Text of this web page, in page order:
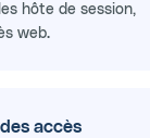
hôte de session,
web.
accès